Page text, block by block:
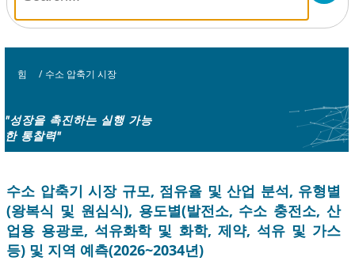
힘 / 수소 압축기 시장
"성장을 촉진하는 실행 가능
한 통찰력"
수소 압축기 시장 규모, 점유율 및 산업 분석, 유형별
(왕복식 및 원심식), 용도별(발전소, 수소 충전소, 산
업용 용광로, 석유화학 및 화학, 제약, 석유 및 가스
등) 및 지역 예측(2026~2034년)